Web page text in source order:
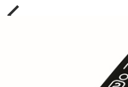
Prethodno